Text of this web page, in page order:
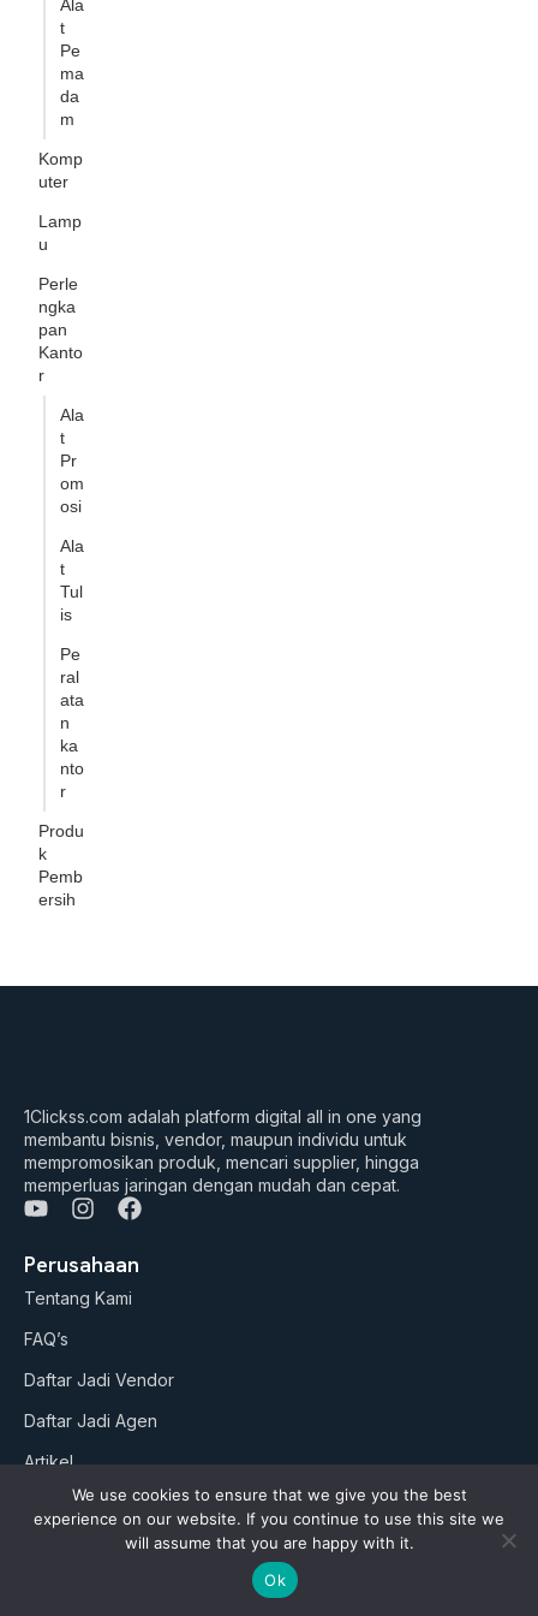
Ala
t
Pe
ma
da
m
Komp
uter
Lamp
u
Perle
ngka
pan
Kanto
r
Ala
t
Pr
om
osi
Ala
t
Tul
is
Pe
ral
ata
n
ka
nto
r
Produ
k
Pemb
ersih
1Clickss.com adalah platform digital all in one yang
membantu bisnis, vendor, maupun individu untuk
mempromosikan produk, mencari supplier, hingga
memperluas jaringan dengan mudah dan cepat.
Y
u
t
u
b
e
I
s
t
a
a
F
c
e
b
k
Perusahaan
Tentang Kami
FAQ’s
Daftar Jadi Vendor
Daftar Jadi Agen
Artikel
Business Suites
Paket Google ADS
We use cookies to ensure that we give you the best
experience on our website. If you continue to use this site we
will assume that you are happy with it.
Ok